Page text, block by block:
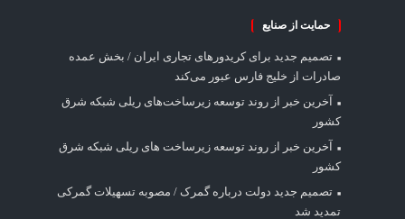
حمایت از صنایع
تصمیم جدید برای کریدورهای تجاری ایران / بخش عمده
صادرات از خلیج فارس عبور می‌کند
آخرین خبر از روند توسعه زیرساخت‌های ریلی شبکه شرق
کشور
آخرین خبر از روند توسعه زیرساخت های ریلی شبکه شرق
کشور
تصمیم جدید دولت درباره گمرک / مصوبه تسهیلات گمرکی
تمدید شد